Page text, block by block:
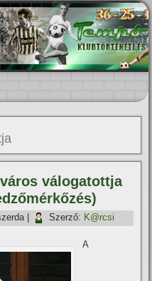
válogatottja
| Szerző: K@rcsi
A